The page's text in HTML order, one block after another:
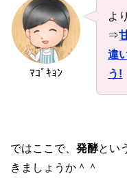
ﾏｺﾞｷｮﾝ
よ
⇒
違
う!
ではここで、 発酵とい
きましょうか＾＾